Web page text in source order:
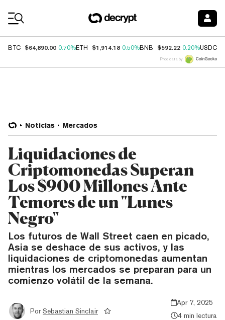
BTC $64,890.00 0.70%ETH $1,914.18 0.50%BNB $592.22 0.20%USDC
Price data by
Noticias Mercados
Liquidaciones de
Criptomonedas Superan
Los $900 Millones Ante
Temores de un "Lunes
Negro"
Los futuros de Wall Street caen en picado,
Asia se deshace de sus activos, y las
liquidaciones de criptomonedas aumentan
mientras los mercados se preparan para un
comienzo volátil de la semana.
Por Sebastian Sinclair
Apr 7, 2025
4 min lectura